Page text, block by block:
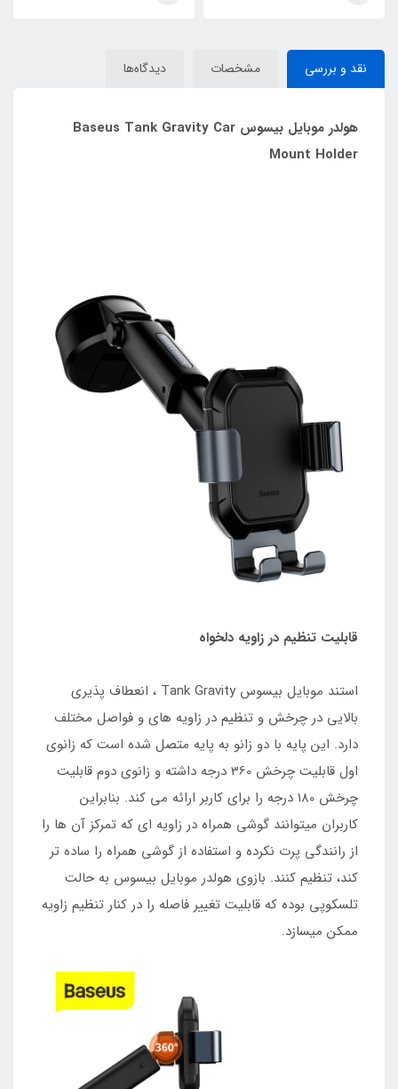
نقد و بررسی مشخصات دیدگاه‌ها
هولدر موبایل بیسوس Baseus Tank Gravity Car
Mount Holder
قابلیت تنظیم در زاویه دلخواه
استند موبایل بیسوس Tank Gravity ، انعطاف پذیری
بالایی در چرخش و تنظیم در زاویه های و فواصل مختلف
دارد. این پایه با دو زانو به پایه متصل شده است که زانوی
اول قابلیت چرخش 360 درجه داشته و زانوی دوم قابلیت
چرخش 180 درجه را برای کاربر ارائه می کند. بنابراین
کاربران میتوانند گوشی همراه در زاویه ای که تمرکز آن ها را
از رانندگی پرت نکرده و استفاده از گوشی همراه را ساده تر
کند، تنظیم کنند. بازوی هولدر موبایل بیسوس به حالت
تلسکوپی بوده که قابلیت تغییر فاصله را در کنار تنظیم زاویه
ممکن میسازد.